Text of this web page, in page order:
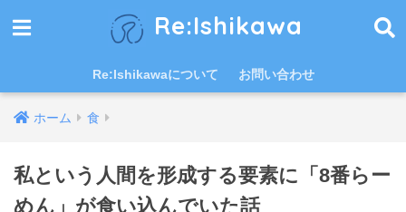
Re:Ishikawa
Re:Ishikawaについて お問い合わせ
ホーム 食
私という人間を形成する要素に「8番らー
めん」が食い込んでいた話